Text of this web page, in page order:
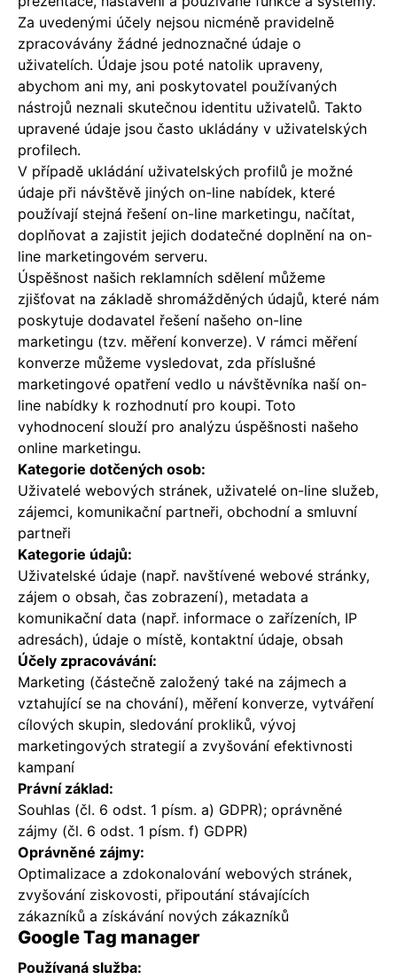
Za uvedenými účely nejsou nicméně pravidelně
zpracovávány žádné jednoznačné údaje o
uživatelích. Údaje jsou poté natolik upraveny,
abychom ani my, ani poskytovatel používaných
nástrojů neznali skutečnou identitu uživatelů. Takto
upravené údaje jsou často ukládány v uživatelských
profilech.
V případě ukládání uživatelských profilů je možné
údaje při návštěvě jiných on-line nabídek, které
používají stejná řešení on-line marketingu, načítat,
doplňovat a zajistit jejich dodatečné doplnění na on-
line marketingovém serveru.
Úspěšnost našich reklamních sdělení můžeme
zjišťovat na základě shromážděných údajů, které nám
poskytuje dodavatel řešení našeho on-line
marketingu (tzv. měření konverze). V rámci měření
konverze můžeme vysledovat, zda příslušné
marketingové opatření vedlo u návštěvníka naší on-
line nabídky k rozhodnutí pro koupi. Toto
vyhodnocení slouží pro analýzu úspěšnosti našeho
online marketingu.
Kategorie dotčených osob:
Uživatelé webových stránek, uživatelé on-line služeb,
zájemci, komunikační partneři, obchodní a smluvní
partneři
Kategorie údajů:
Uživatelské údaje (např. navštívené webové stránky,
zájem o obsah, čas zobrazení), metadata a
komunikační data (např. informace o zařízeních, IP
adresách), údaje o místě, kontaktní údaje, obsah
Účely zpracovávání:
Marketing (částečně založený také na zájmech a
vztahující se na chování), měření konverze, vytváření
cílových skupin, sledování prokliků, vývoj
marketingových strategií a zvyšování efektivnosti
kampaní
Právní základ:
Souhlas (čl. 6 odst. 1 písm. a) GDPR); oprávněné
zájmy (čl. 6 odst. 1 písm. f) GDPR)
Oprávněné zájmy:
Optimalizace a zdokonalování webových stránek,
zvyšování ziskovosti, připoutání stávajících
zákazníků a získávání nových zákazníků
Google Tag manager
Používaná služba: